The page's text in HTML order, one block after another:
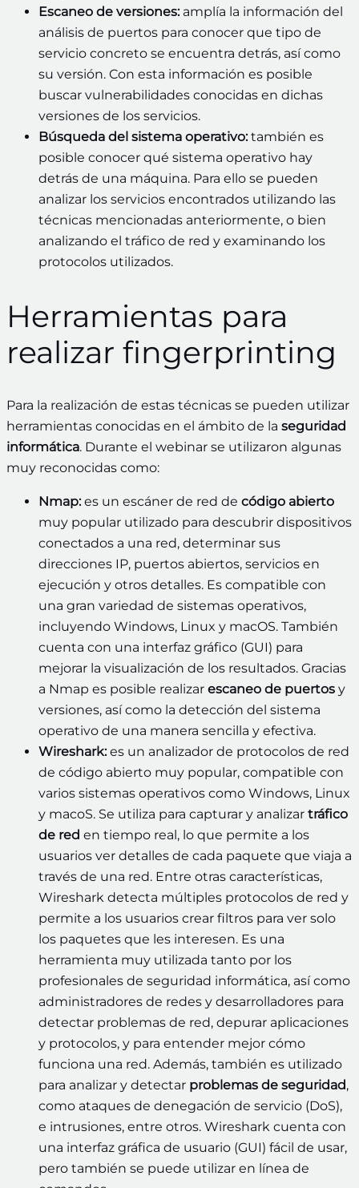
Escaneo de versiones:amplía la información del
análisis de puertos para conocer que tipo de
servicio concreto se encuentra detrás, así como
su versión. Con esta información es posible
buscar vulnerabilidades conocidas en dichas
versiones de los servicios.
Búsqueda del sistema operativo:también es
posible conocer qué sistema operativo hay
detrás de una máquina. Para ello se pueden
analizar los servicios encontrados utilizando las
técnicas mencionadas anteriormente, o bien
analizando el tráfico de red y examinando los
protocolos utilizados.
Herramientas para
realizar fingerprinting
Para la realización de estas técnicas se pueden utilizar
herramientas conocidas en el ámbito de la seguridad
informática. Durante el webinar se utilizaron algunas
muy reconocidas como:
Nmap:es un escáner de red de código abierto
muy popular utilizado para descubrir dispositivos
conectados a una red, determinar sus
direcciones IP, puertos abiertos, servicios en
ejecución y otros detalles. Es compatible con
una gran variedad de sistemas operativos,
incluyendo Windows, Linux y macOS. También
cuenta con una interfaz gráfico (GUI) para
mejorar la visualización de los resultados. Gracias
a Nmap es posible realizar escaneo de puertos y
versiones, así como la detección del sistema
operativo de una manera sencilla y efectiva.
Wireshark:es un analizador de protocolos de red
de código abierto muy popular, compatible con
varios sistemas operativos como Windows, Linux
y macoS. Se utiliza para capturar y analizar tráfico
de red en tiempo real, lo que permite a los
usuarios ver detalles de cada paquete que viaja a
través de una red. Entre otras características,
Wireshark detecta múltiples protocolos de red y
permite a los usuarios crear filtros para ver solo
los paquetes que les interesen. Es una
herramienta muy utilizada tanto por los
profesionales de seguridad informática, así como
administradores de redes y desarrolladores para
detectar problemas de red, depurar aplicaciones
y protocolos, y para entender mejor cómo
funciona una red. Además, también es utilizado
para analizar y detectar problemas de seguridad,
como ataques de denegación de servicio (DoS),
e intrusiones, entre otros. Wireshark cuenta con
una interfaz gráfica de usuario (GUI) fácil de usar,
pero también se puede utilizar en línea de